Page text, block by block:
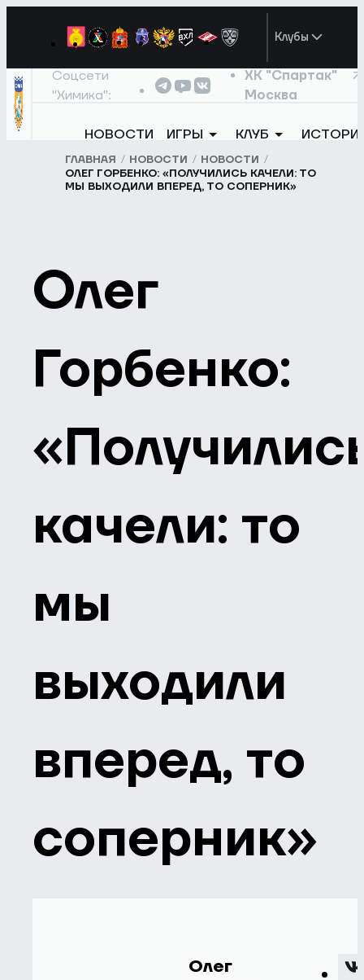
Клубы
Соцсети
"Химика":
ХК "Спартак"
Москва
НОВОСТИ ИГРЫ КЛУБ
ГЛАВНАЯ НОВОСТИ
НОВОСТИ
ОЛЕГ ГОРБЕНКО: «ПОЛУЧИЛИСЬ КАЧЕЛИ: ТО
МЫ ВЫХОДИЛИ ВПЕРЕД, ТО СОПЕРНИК»
Олег
Горбенко:
качели: то
мы
выходили
вперед, то
соперник»
Олег